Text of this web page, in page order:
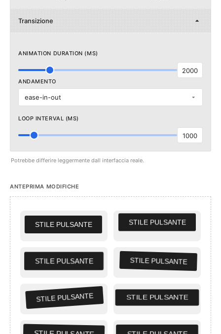
Transizione
ANIMATION DURATION (MS)
2000
ANDAMENTO
ease-in-out
LOOP INTERVAL (MS)
1000
Potrebbe differire leggermente dall interfaccia reale.
ANTEPRIMA MODIFICHE
STILE PULSANTE STILE PULSANTE
STILE PULSANTE STILE PULSANTE
STILE PULSANTE STILE PULSANTE